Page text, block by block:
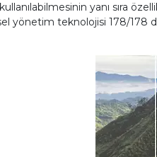
yanı sıra
yönetim teknolojisi 178/178